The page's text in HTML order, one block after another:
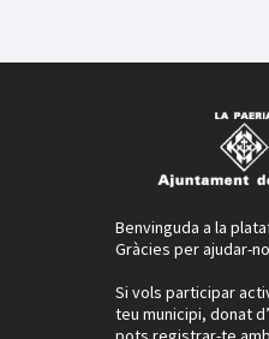
Benvinguda a la
Gràcies per ajudar-
Si vols participar
teu municipi, donat